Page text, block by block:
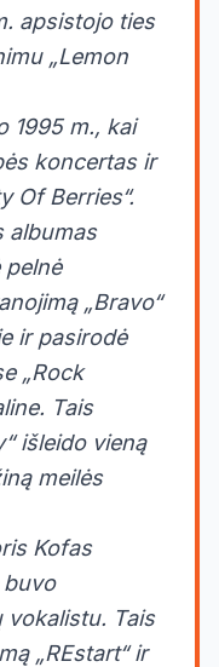
apsistojo ties
„Lemon
1995 m., kai
koncertas ir
Of Berries“.
albumas
pelnė
„Bravo“
ir pasirodė
„Rock
Tais
išleido vieną
meilės
Kofas
buvo
vokalistu. Tais
„REstart“ ir